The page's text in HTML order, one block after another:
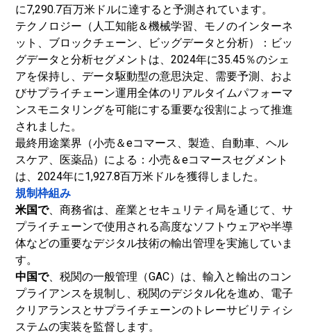
に7,290.7百万米ドルに達すると予測されています。
テクノロジー（人工知能＆機械学習、モノのインターネ
ット、ブロックチェーン、ビッグデータと分析）：ビッ
グデータと分析セグメントは、2024年に35.45％のシェ
アを保持し、データ駆動型の意思決定、需要予測、およ
びサプライチェーン運用全体のリアルタイムパフォーマ
ンスモニタリングを可能にする重要な役割によって推進
されました。
最終用途業界（小売＆eコマース、製造、自動車、ヘル
スケア、医薬品）による：小売＆eコマースセグメント
は、2024年に1,927.8百万米ドルを獲得しました。
規制枠組み
米国で、商務省は、産業とセキュリティ局を通じて、サ
プライチェーンで使用される高度なソフトウェアや半導
体などの重要なデジタル技術の輸出管理を実施していま
す。
中国で、税関の一般管理（GAC）は、輸入と輸出のコン
プライアンスを規制し、税関のデジタル化を進め、電子
クリアランスとサプライチェーンのトレーサビリティシ
ステムの実装を監督します。